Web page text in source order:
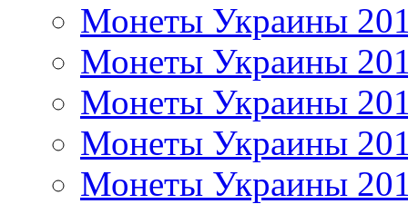
Монеты Украины
Монеты Украины
Монеты Украины
Монеты Украины
Монеты Украины